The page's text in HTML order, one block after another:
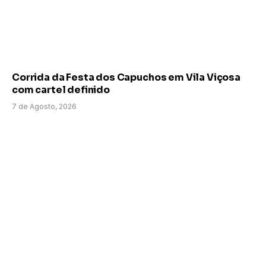
Corrida da Festa dos Capuchos em Vila Viçosa
com cartel definido
7 de Agosto, 2026